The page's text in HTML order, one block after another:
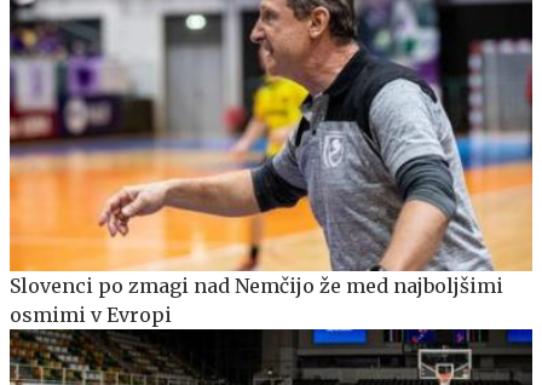
Slovenci po zmagi nad Nemčijo že med najboljšimi
osmimi v Evropi